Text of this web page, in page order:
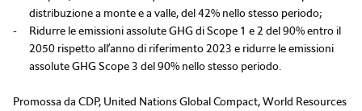
distribuzione a monte e a valle, del 42% nello stesso periodo;
Ridurre le emissioni assolute GHG di Scope 1 e 2 del 90% entro il
2050 rispetto all’anno di riferimento 2023 e ridurre le emissioni
assolute GHG Scope 3 del 90% nello stesso periodo.
Promossa da CDP, United Nations Global Compact, World Resources